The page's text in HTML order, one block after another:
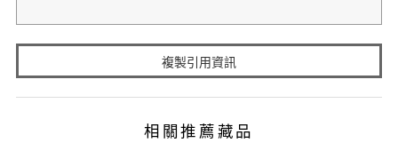
複製引用資訊
相關推薦藏品